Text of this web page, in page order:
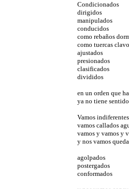
Condicionados
dirigidos
manipulados
conducidos
como rebaños
como tuercas
ajustados
presionados
clasificados
divididos
en un orden que
ya no tiene
Vamos
vamos callados
vamos y vamos y
y nos vamos
agolpados
postergados
conformados